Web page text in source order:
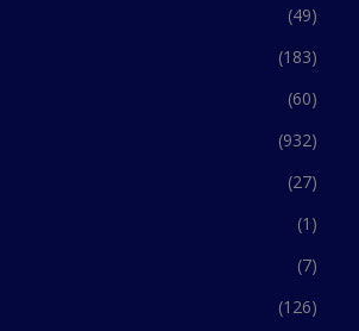
(49)
(183)
(60)
(932)
(27)
(1)
(7)
(126)